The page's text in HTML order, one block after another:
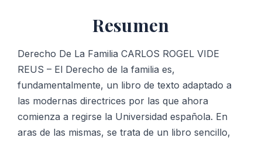
Resumen
Derecho De La Familia CARLOS ROGEL VIDE
REUS – El Derecho de la familia es,
fundamentalmente, un libro de texto adaptado a
las modernas directrices por las que ahora
comienza a regirse la Universidad española. En
aras de las mismas, se trata de un libro sencillo,